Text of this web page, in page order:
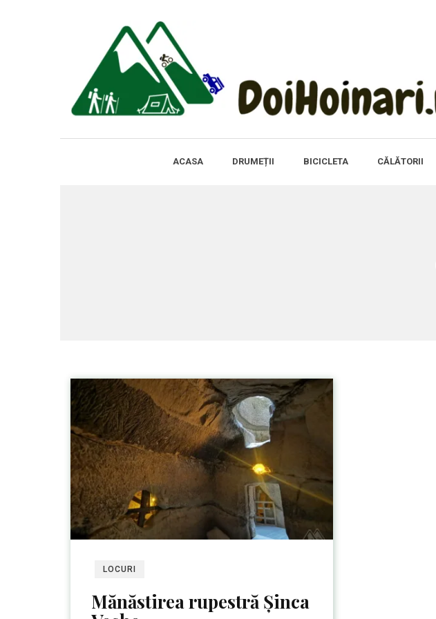
ACASA DRUMEȚII BICICLETA CĂLĂTORII
LOCURI
Mănăstirea rupestră Șinca